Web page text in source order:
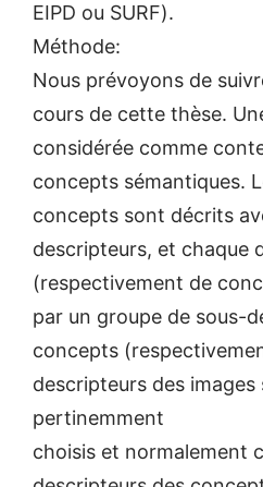
EIPD ou SURF).
Méthode:
Nous prévoyons de
cours de cette thèse.
considérée comme
concepts sémantiques.
concepts sont décrits
descripteurs, et chaque
(respectivement de
par un groupe de sous-
concepts
descripteurs des images
pertinemment
choisis et normalement